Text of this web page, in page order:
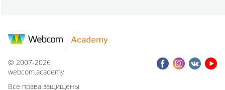
© 2007-2026
webcom.academy
Все права защищены